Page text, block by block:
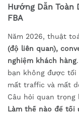
Hướng Dẫn Toàn
FBA
Năm 2026, thuật
(độ liên quan),
nghiệm khách hàng
bạn không được
mất traffic và mất
Câu hỏi quan trọng
Làm thế nào để tối